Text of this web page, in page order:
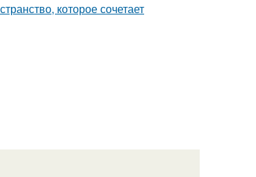
которое сочетает